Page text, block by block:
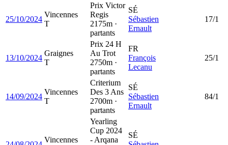
25/10/2024
Vincennes
T
Prix Victor
Regis
2175m ·
partants
SÉ
Sébastien
Ernault
17/1
13/10/2024
Graignes
T
Prix 24 H
Au Trot
2750m ·
partants
FR
François
Lecanu
25/1
14/09/2024
Vincennes
T
Criterium
Des 3 Ans
2700m ·
partants
SÉ
Sébastien
Ernault
84/1
Vincennes
Yearling
Cup 2024
- Arqana
SÉ